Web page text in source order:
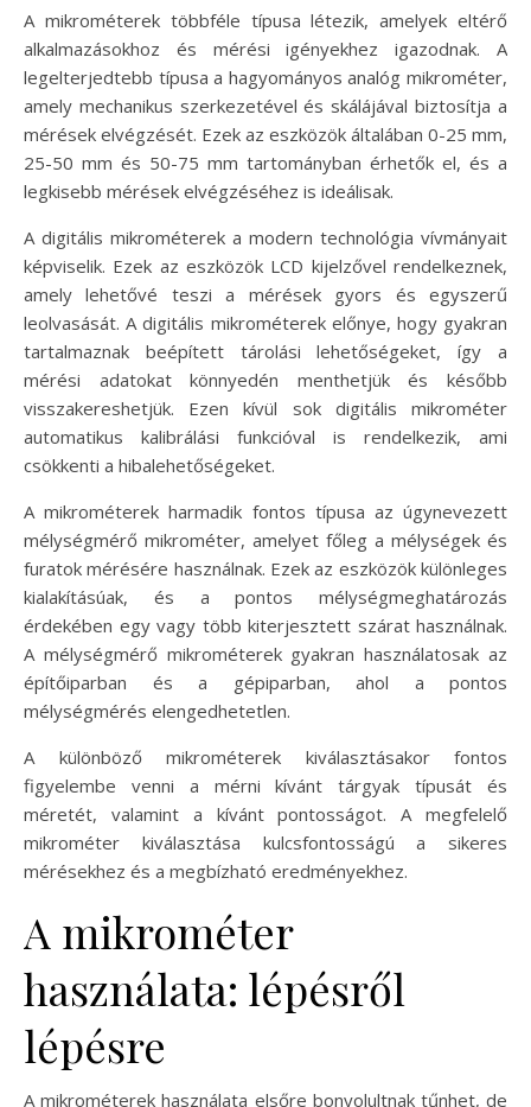
A mikrométerek többféle típusa létezik, amelyek eltérő
alkalmazásokhoz és mérési igényekhez igazodnak. A
legelterjedtebb típusa a hagyományos analóg mikrométer,
amely mechanikus szerkezetével és skálájával biztosítja a
mérések elvégzését. Ezek az eszközök általában 0-25 mm,
25-50 mm és 50-75 mm tartományban érhetők el, és a
legkisebb mérések elvégzéséhez is ideálisak.
A digitális mikrométerek a modern technológia vívmányait
képviselik. Ezek az eszközök LCD kijelzővel rendelkeznek,
amely lehetővé teszi a mérések gyors és egyszerű
leolvasását. A digitális mikrométerek előnye, hogy gyakran
tartalmaznak beépített tárolási lehetőségeket, így a
mérési adatokat könnyedén menthetjük és később
visszakereshetjük. Ezen kívül sok digitális mikrométer
automatikus kalibrálási funkcióval is rendelkezik, ami
csökkenti a hibalehetőségeket.
A mikrométerek harmadik fontos típusa az úgynevezett
mélységmérő mikrométer, amelyet főleg a mélységek és
furatok mérésére használnak. Ezek az eszközök különleges
kialakításúak, és a pontos mélységmeghatározás
érdekében egy vagy több kiterjesztett szárat használnak.
A mélységmérő mikrométerek gyakran használatosak az
építőiparban és a gépiparban, ahol a pontos
mélységmérés elengedhetetlen.
A különböző mikrométerek kiválasztásakor fontos
figyelembe venni a mérni kívánt tárgyak típusát és
méretét, valamint a kívánt pontosságot. A megfelelő
mikrométer kiválasztása kulcsfontosságú a sikeres
mérésekhez és a megbízható eredményekhez.
A mikrométer
használata: lépésről
lépésre
A mikrométerek használata elsőre bonyolultnak tűnhet, de